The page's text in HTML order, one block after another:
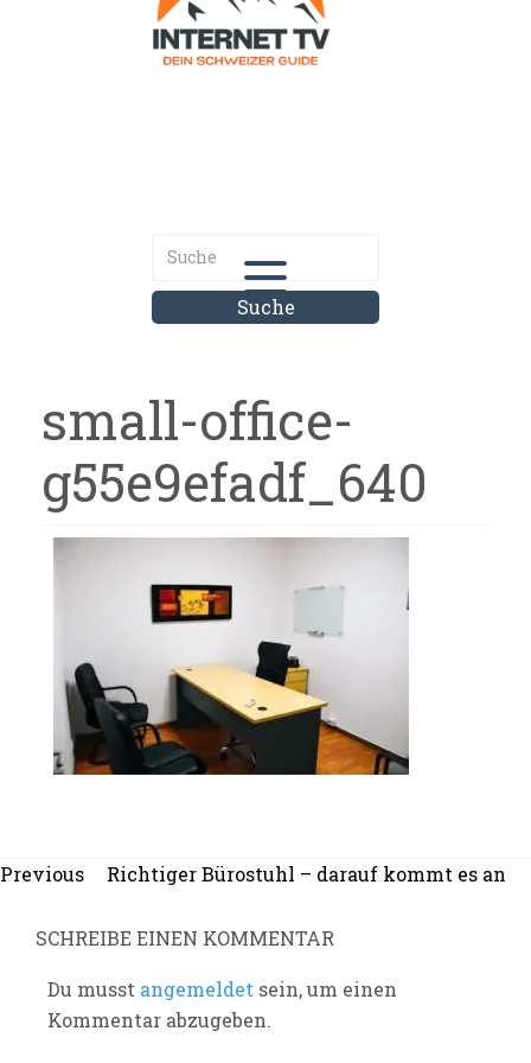
small-office-
g55e9efadf_640
Beitragsnavigation
Previous
Previous
Richtiger Bürostuhl – darauf kommt es an
SCHREIBE EINEN KOMMENTAR
Du musst angemeldet sein, um einen
Kommentar abzugeben.